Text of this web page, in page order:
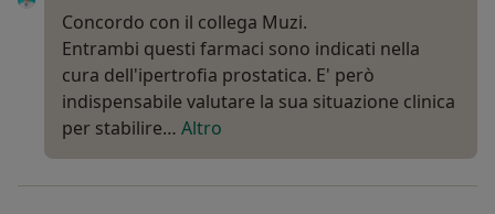
Concordo con il collega Muzi.
Entrambi questi farmaci sono indicati nella
cura dell'ipertrofia prostatica. E' però
indispensabile valutare la sua situazione clinica
per stabilire… Altro